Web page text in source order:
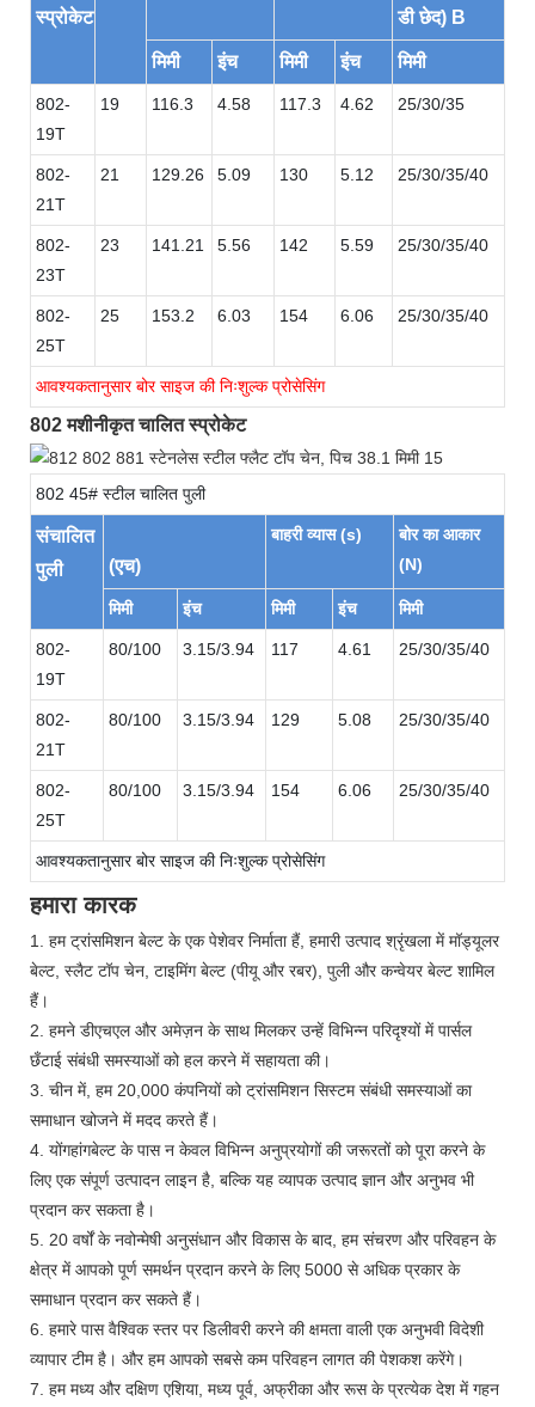
स्प्रोकेट डी छेद) B
मिमी इंच मिमी इंच मिमी
802-
19T
19 116.3 4.58 117.3 4.62 25/30/35
802-
21T
21 129.26 5.09 130 5.12 25/30/35/40
802-
23T
23 141.21 5.56 142 5.59 25/30/35/40
802-
25T
25 153.2 6.03 154 6.06 25/30/35/40
आवश्यकतानुसार बोर साइज की निःशुल्क प्रोसेसिंग
802 मशीनीकृत चालित स्प्रोकेट
802 45# स्टील चालित पुली
संचालित
पुली
(एच)
बाहरी व्यास (s)
बोर का आकार
(N)
मिमी इंच मिमी इंच मिमी
802-
19T
80/100 3.15/3.94 117 4.61 25/30/35/40
802-
21T
80/100 3.15/3.94 129 5.08 25/30/35/40
802-
25T
80/100 3.15/3.94 154 6.06 25/30/35/40
आवश्यकतानुसार बोर साइज की निःशुल्क प्रोसेसिंग
हमारा कारक
1. हम ट्रांसमिशन बेल्ट के एक पेशेवर निर्माता हैं, हमारी उत्पाद श्रृंखला में मॉड्यूलर
बेल्ट, स्लैट टॉप चेन, टाइमिंग बेल्ट (पीयू और रबर), पुली और कन्वेयर बेल्ट शामिल
हैं।
2. हमने डीएचएल और अमेज़न के साथ मिलकर उन्हें विभिन्न परिदृश्यों में पार्सल
छँटाई संबंधी समस्याओं को हल करने में सहायता की।
3. चीन में, हम 20,000 कंपनियों को ट्रांसमिशन सिस्टम संबंधी समस्याओं का
समाधान खोजने में मदद करते हैं।
4. योंगहांगबेल्ट के पास न केवल विभिन्न अनुप्रयोगों की जरूरतों को पूरा करने के
लिए एक संपूर्ण उत्पादन लाइन है, बल्कि यह व्यापक उत्पाद ज्ञान और अनुभव भी
प्रदान कर सकता है।
5. 20 वर्षों के नवोन्मेषी अनुसंधान और विकास के बाद, हम संचरण और परिवहन के
क्षेत्र में आपको पूर्ण समर्थन प्रदान करने के लिए 5000 से अधिक प्रकार के
समाधान प्रदान कर सकते हैं।
6. हमारे पास वैश्विक स्तर पर डिलीवरी करने की क्षमता वाली एक अनुभवी विदेशी
व्यापार टीम है। और हम आपको सबसे कम परिवहन लागत की पेशकश करेंगे।
7. हम मध्य और दक्षिण एशिया, मध्य पूर्व, अफ्रीका और रूस के प्रत्येक देश में गहन